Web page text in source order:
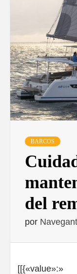
BARCOS
del
por
[[{«value»:»